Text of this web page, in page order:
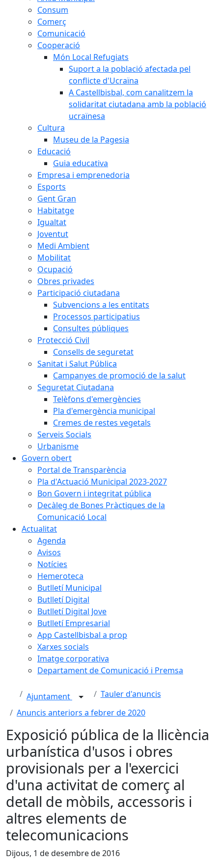
Consum
Comerç
Comunicació
Cooperació
Món Local Refugiats
Suport a la població afectada pel
conflicte d'Ucraïna
A Castellbisbal, com canalitzem la
solidaritat ciutadana amb la població
ucraïnesa
Cultura
Museu de la Pagesia
Educació
Guia educativa
Empresa i emprenedoria
Esports
Gent Gran
Habitatge
Igualtat
Joventut
Medi Ambient
Mobilitat
Ocupació
Obres privades
Participació ciutadana
Subvencions a les entitats
Processos participatius
Consultes públiques
Protecció Civil
Consells de seguretat
Sanitat i Salut Pública
Campanyes de promoció de la salut
Seguretat Ciutadana
Telèfons d'emergències
Pla d'emergència municipal
Cremes de restes vegetals
Serveis Socials
Urbanisme
Govern obert
Portal de Transparència
Pla d'Actuació Municipal 2023-2027
Bon Govern i integritat pública
Decàleg de Bones Pràctiques de la
Comunicació Local
Actualitat
Agenda
Avisos
Notícies
Hemeroteca
Butlletí Municipal
Butlletí Digital
Butlletí Digital Jove
Butlletí Empresarial
App Castellbisbal a prop
Xarxes socials
Imatge corporativa
Departament de Comunicació i Premsa
Ajuntament
Tauler d'anuncis
Anuncis anteriors a febrer de 2020
Exposició pública de la llicència
urbanística d'usos i obres
provisionals per a l'exercici
d'una activitat de comerç al
detall de mòbils, accessoris i
altres elements de
telecomunicacions
Dijous, 1 de desembre de 2016